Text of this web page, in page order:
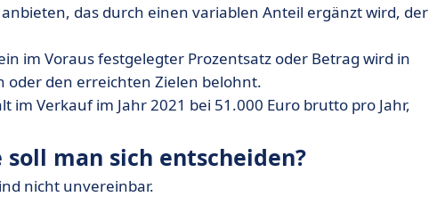
das durch einen variablen Anteil ergänzt wird, der
im Voraus festgelegter Prozentsatz oder Betrag wird in
oder den erreichten Zielen belohnt.
im Verkauf im Jahr 2021 bei 51.000 Euro brutto pro Jahr,
man sich entscheiden?
nicht unvereinbar.